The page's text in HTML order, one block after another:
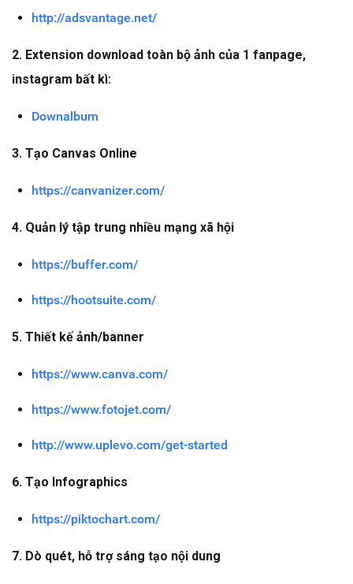
http://adsvantage.net/
2. Extension download toàn bộ ảnh của 1 fanpage,
instagram bất kì:
Downalbum
3. Tạo Canvas Online
https://canvanizer.com/
4. Quản lý tập trung nhiều mạng xã hội
https://buffer.com/
https://hootsuite.com/
5. Thiết kế ảnh/banner
https://www.canva.com/
https://www.fotojet.com/
http://www.uplevo.com/get-started
6. Tạo Infographics
https://piktochart.com/
7. Dò quét, hỗ trợ sáng tạo nội dung